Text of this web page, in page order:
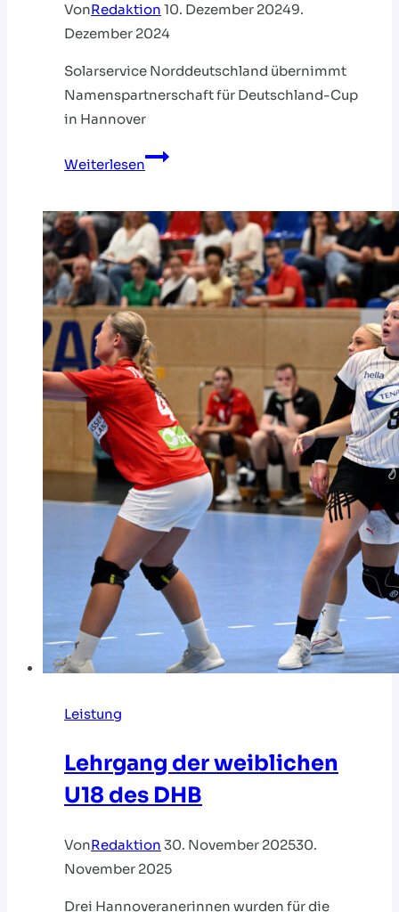
VonRedaktion 10. Dezember 20249.
Dezember 2024
Solarservice Norddeutschland übernimmt
Namenspartnerschaft für Deutschland-Cup
in Hannover
Weiterlesen
Erfolgreiche
ausgebaut
Leistung
Lehrgang der weiblichen
U18 des DHB
VonRedaktion 30. November 202530.
November 2025
Drei Hannoveranerinnen wurden für die